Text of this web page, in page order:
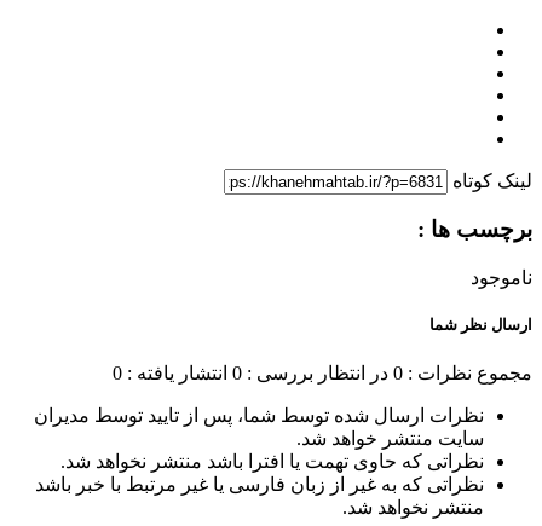
لینک کوتاه
برچسب ها :
ناموجود
ارسال نظر شما
مجموع نظرات : 0 در انتظار بررسی : 0 انتشار یافته : 0
نظرات ارسال شده توسط شما، پس از تایید توسط مدیران
سایت منتشر خواهد شد.
نظراتی که حاوی تهمت یا افترا باشد منتشر نخواهد شد.
نظراتی که به غیر از زبان فارسی یا غیر مرتبط با خبر باشد
منتشر نخواهد شد.